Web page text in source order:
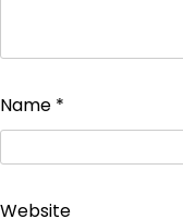
Name *
Website